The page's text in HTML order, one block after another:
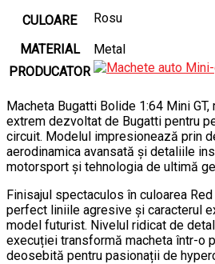
CULOARE
Rosu
MATERIAL
Metal
PRODUCATOR
Macheta Bugatti Bolide 1:64 Mini
extrem dezvoltat de Bugatti pentru
circuit. Modelul impresionează prin
aerodinamica avansată și detaliile
motorsport și tehnologia de ultimă
Finisajul spectaculos în culoarea
perfect liniile agresive și caracterul
model futurist. Nivelul ridicat de
execuției transformă macheta într-o
deosebită pentru pasionații de